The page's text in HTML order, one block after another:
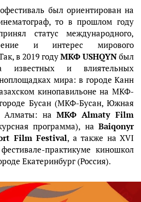
был ориентирован на
то в прошлом году
статус международного,
и интерес мирового
в 2019 годуМКФ USHQYNбыл
известных и влиятельных
мира: в городе Канн
кинопавильоне на МКФ-
Бусан (МКФ-Бусан, Южная
Алматы: на МКФ Almaty Film
программа), на Baiqonyr
Film Festival, а также на XVI
практикуме киношкол
Екатеринбург (Россия).